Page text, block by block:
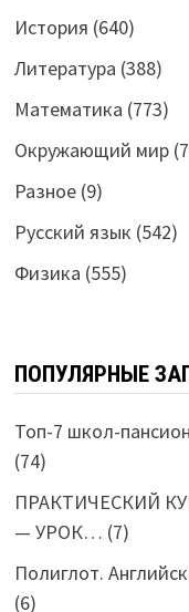
История (640)
Литература (388)
Математика (773)
Окружающий мир
Разное(9)
Русский язык (542)
Физика (555)
ПОПУЛЯРНЫЕ
Топ-7 школ-
(74)
ПРАКТИЧЕСКИЙ
— УРОК… (7)
Полиглот.
(6)